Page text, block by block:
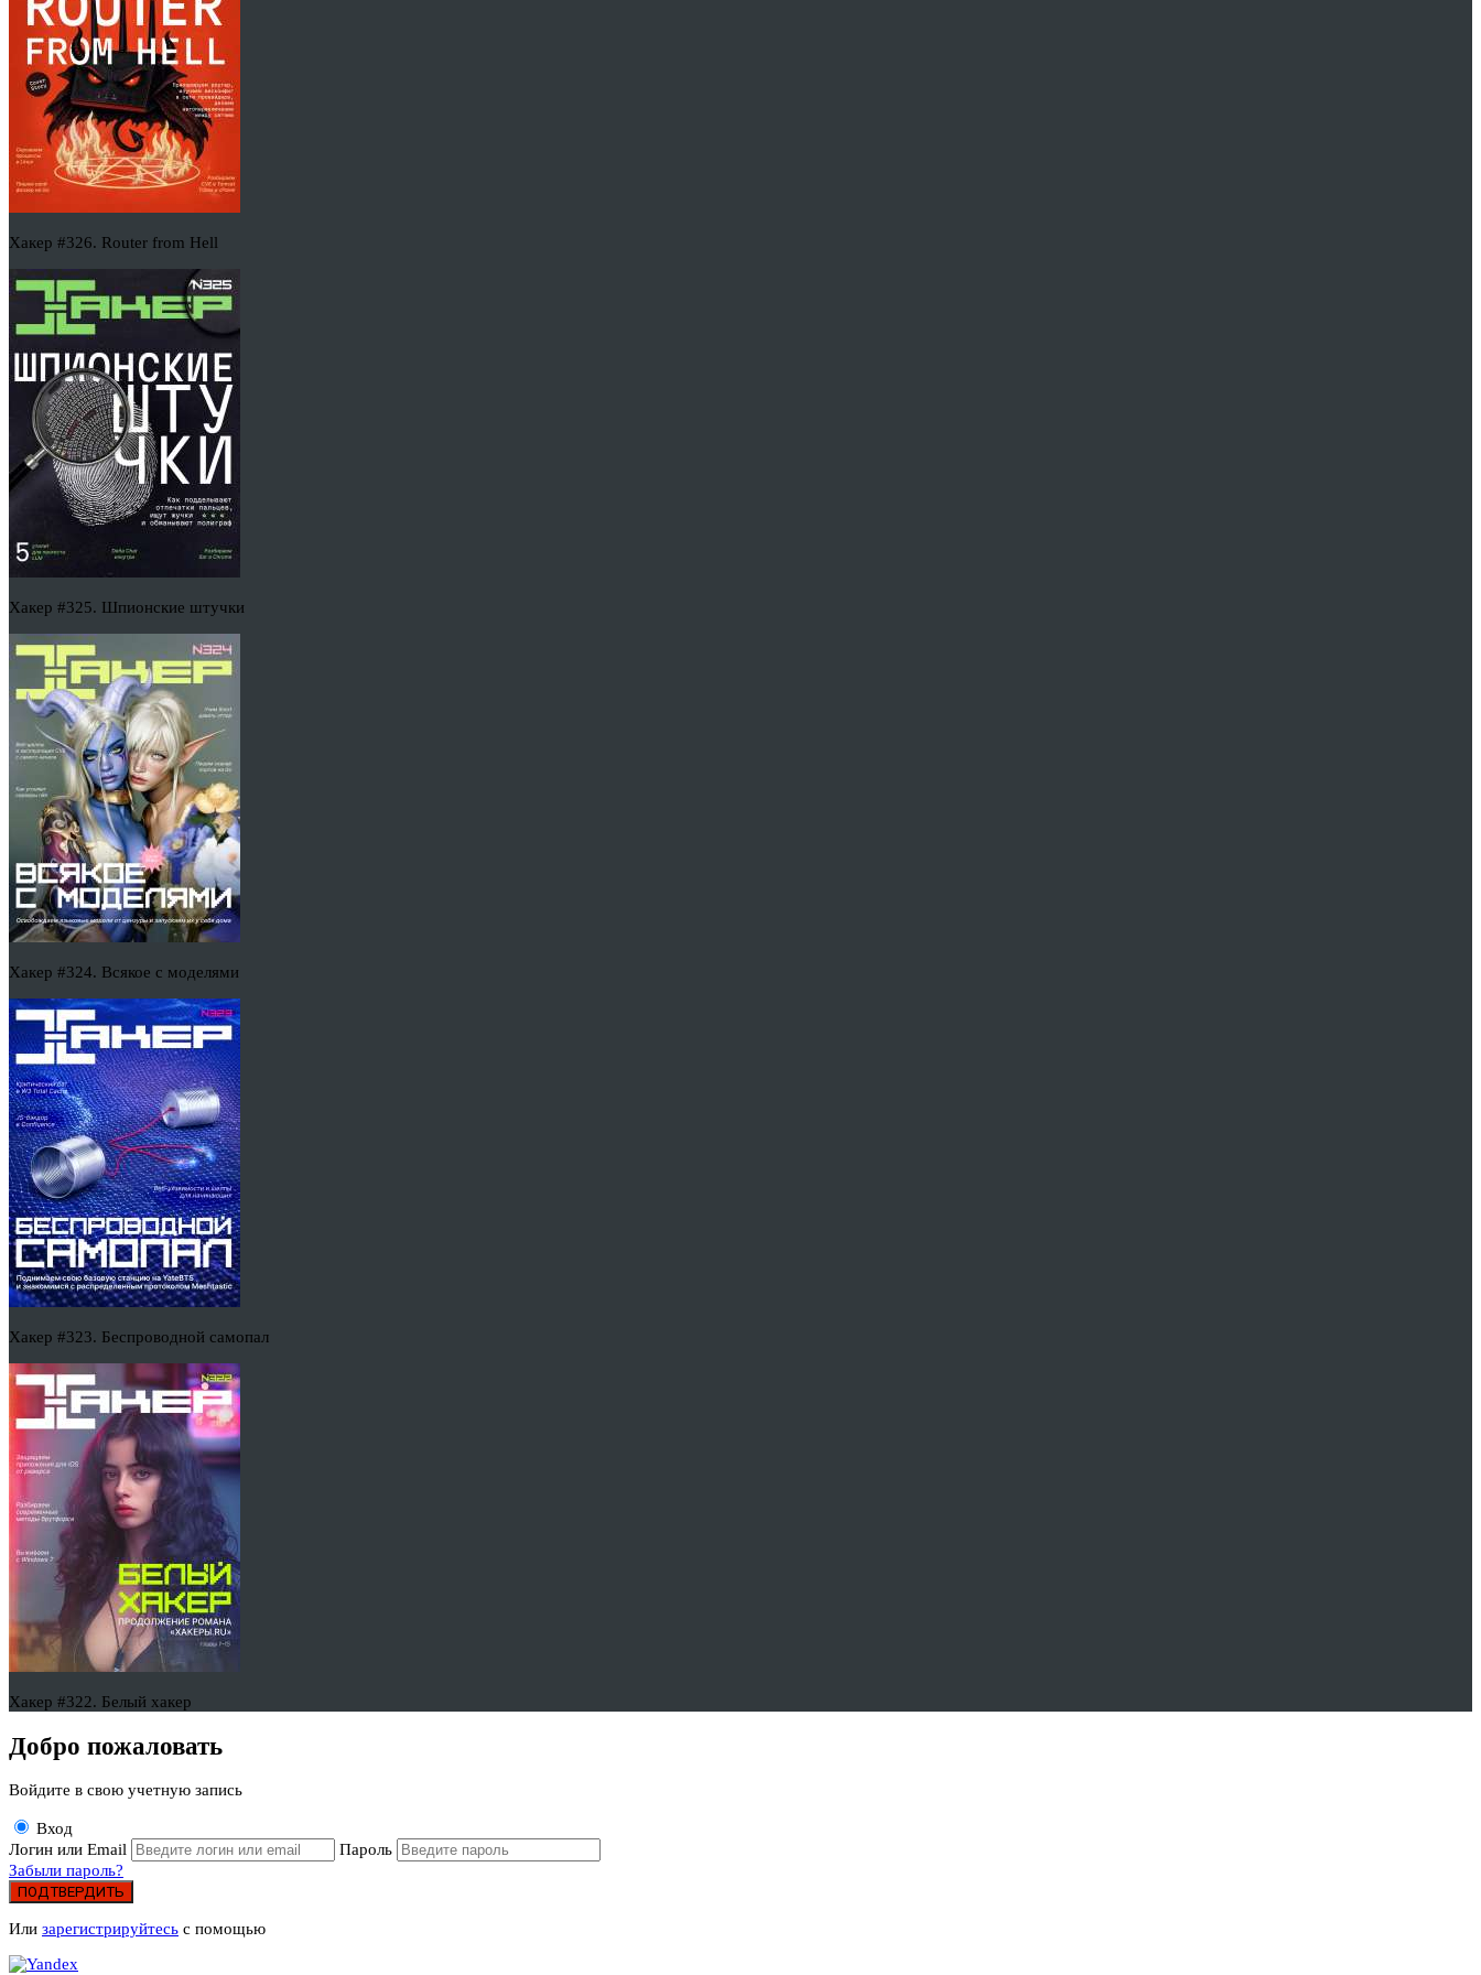
Хакер #326. Router from Hell
Хакер #325. Шпионские штучки
Хакер #324. Всякое с моделями
Хакер #323. Беспроводной самопал
Хакер #322. Белый хакер
Добро пожаловать
Войдите в свою учетную запись
Вход
Логин или Email
Пароль
Забыли пароль?
ПОДТВЕРДИТЬ
Или зарегистрируйтесь с помощью